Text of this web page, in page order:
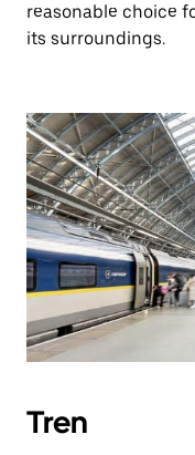
reasonable choice
its surroundings.
Tren